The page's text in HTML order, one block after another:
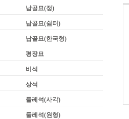
납골묘(정)
납골묘(쉼터)
납골묘(한국형)
평장묘
비석
상석
둘레석(사각)
둘레석(원형)